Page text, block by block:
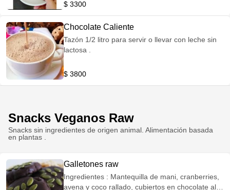
$ 3300
Chocolate Caliente
Tazón 1/2 litro para servir o llevar con leche sin
lactosa .
$ 3800
Snacks Veganos Raw
Snacks sin ingredientes de origen animal. Alimentación basada
en plantas .
Galletones raw
Ingredientes : Mantequilla de mani, cranberries,
avena y coco rallado, cubiertos en chocolate alto